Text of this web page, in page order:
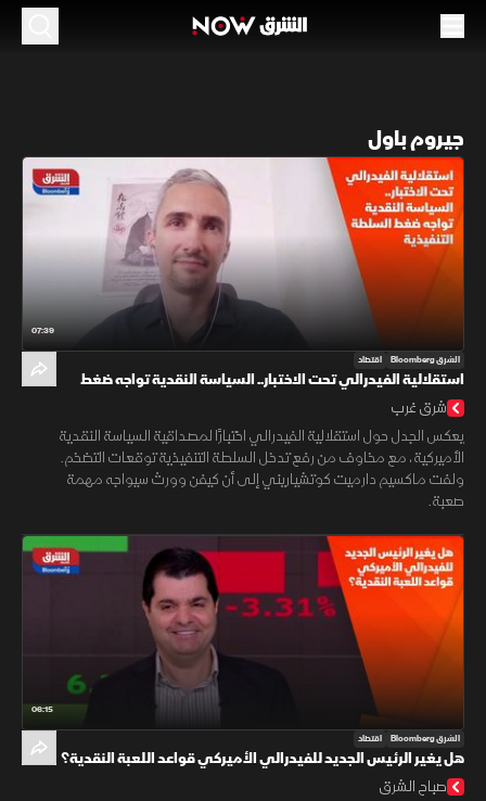
جيروم باول
07:39
الشرق Bloomberg اقتصاد
استقلالية الفيدرالي تحت الاختبار.. السياسة النقدية تواجه ضغط
السلطة التنفيذية
شرق غرب
يعكس الجدل حول استقلالية الفيدرالي اختبارًا لمصداقية السياسة النقدية
الأميركية، مع مخاوف من رفع تدخل السلطة التنفيذية توقعات التضخم.
ولفت ماكسيم دارميت كوتشياريني إلى أن كيفن وورث سيواجه مهمة
صعبة.
06:15
الشرق Bloomberg اقتصاد
هل يغير الرئيس الجديد للفيدرالي الأميركي قواعد اللعبة النقدية؟
صباح الشرق